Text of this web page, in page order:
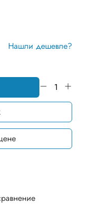
Нашли дешевле?